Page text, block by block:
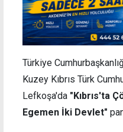
Türkiye
Kuzey Kıbrıs Türk
Lefkoşa'da "Kıbrıs'ta
Egemen İki Devlet"